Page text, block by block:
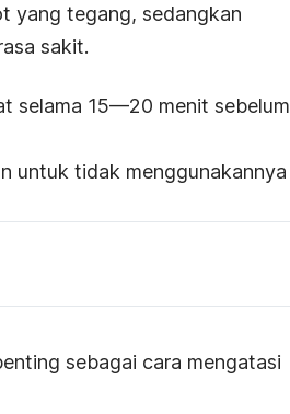
yang tegang, sedangkan
sakit.
selama 15—20 menit sebelum
untuk tidak menggunakannya
sebagai cara mengatasi